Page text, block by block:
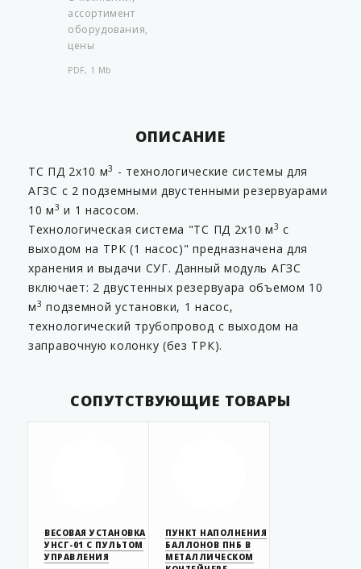
ассортимент
оборудования,
цены
PDF, 1 Mb
ОПИСАНИЕ
ТС ПД 2х10 м3 - технологические системы для
АГЗС с 2 подземными двустенными резервуарами
10 м3 и 1 насосом.
Технологическая система "ТС ПД 2х10 м3 с
выходом на ТРК (1 насос)" предназначена для
хранения и выдачи СУГ. Данный модуль АГЗС
включает: 2 двустенных резервуара объемом 10
м3 подземной установки, 1 насос,
технологический трубопровод с выходом на
заправочную колонку (без ТРК).
СОПУТСТВУЮЩИЕ ТОВАРЫ
ВЕСОВАЯ УСТАНОВКА
УНСГ-01 С ПУЛЬТОМ
УПРАВЛЕНИЯ
ПУНКТ НАПОЛНЕНИЯ
БАЛЛОНОВ ПНБ В
МЕТАЛЛИЧЕСКОМ